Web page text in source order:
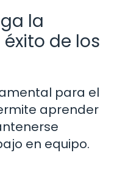
la
de los
para el
aprender
en equipo.